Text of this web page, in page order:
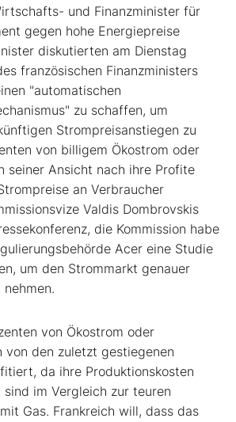
und Finanzminister für
gegen hohe Energiepreise
diskutierten am Dienstag
französischen Finanzministers
"automatischen
zu schaffen, um
Strompreisanstiegen zu
von billigem Ökostrom oder
seiner Ansicht nach ihre Profite
an Verbraucher
Valdis Dombrovskis
die Kommission habe
Acer eine Studie
um den Strommarkt genauer
von Ökostrom oder
von den zuletzt gestiegenen
da ihre Produktionskosten
im Vergleich zur teuren
Gas. Frankreich will, dass das